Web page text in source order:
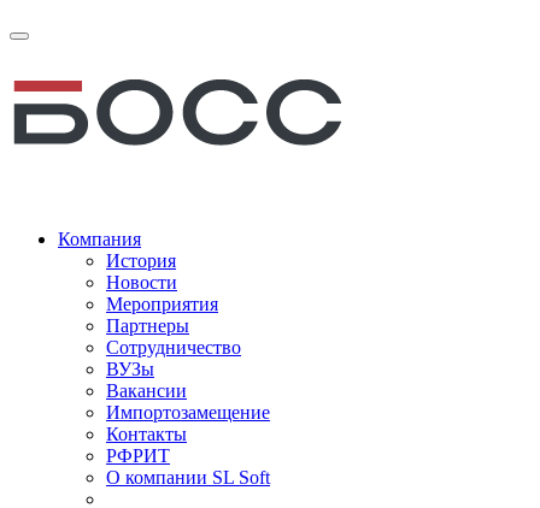
Компания
История
Новости
Мероприятия
Партнеры
Сотрудничество
ВУЗы
Вакансии
Импортозамещение
Контакты
РФРИТ
О компании SL Soft